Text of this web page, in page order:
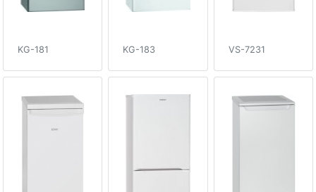
KG-181 KG-183 VS-7231